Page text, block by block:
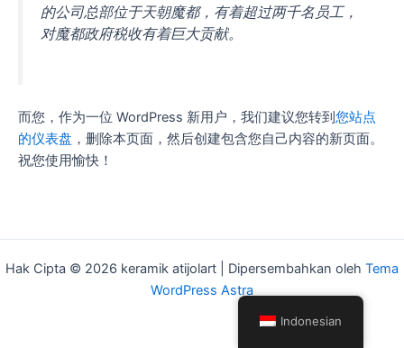
的公司总部位于天朝魔都，有着超过两千名员工，
对魔都政府税收有着巨大贡献。
而您，作为一位 WordPress 新用户，我们建议您转到 您站点
的仪表盘 ，删除本页面，然后创建包含您自己内容的新页面。
祝您使用愉快！
Hak Cipta © 2026 keramik atijolart | Dipersembahkan oleh Tema
WordPress Astra
Indonesian